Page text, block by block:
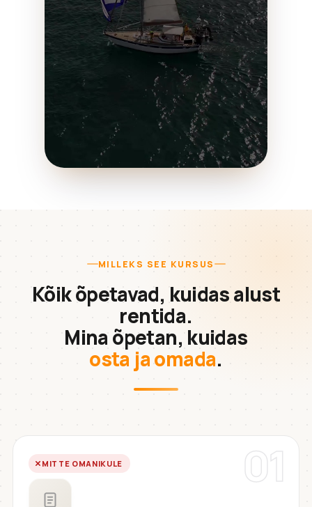
MILLEKS SEE KURSUS
Kõik õpetavad, kuidas alust
rentida.
Mina õpetan, kuidas
osta ja omada.
01
MITTE OMANIKULE